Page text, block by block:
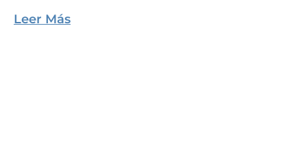
Leer Más